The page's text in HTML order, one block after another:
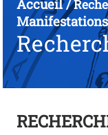
Accueil/